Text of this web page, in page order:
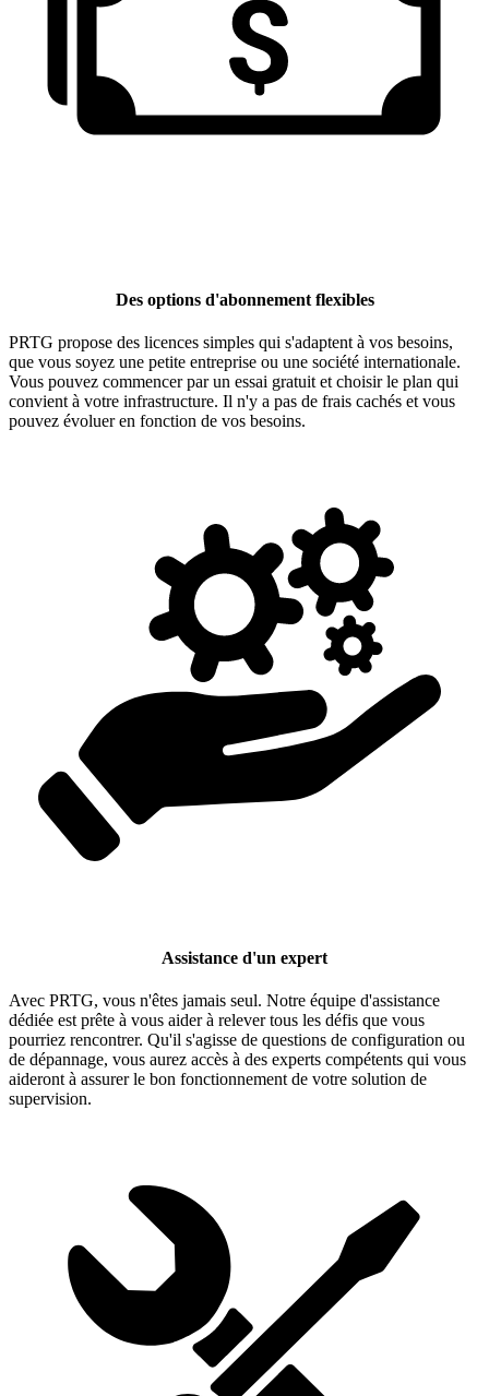
Des options d'abonnement flexibles
PRTG propose des licences simples qui s'adaptent à vos besoins,
que vous soyez une petite entreprise ou une société internationale.
Vous pouvez commencer par un essai gratuit et choisir le plan qui
convient à votre infrastructure. Il n'y a pas de frais cachés et vous
pouvez évoluer en fonction de vos besoins.
Assistance d'un expert
Avec PRTG, vous n'êtes jamais seul. Notre équipe d'assistance
dédiée est prête à vous aider à relever tous les défis que vous
pourriez rencontrer. Qu'il s'agisse de questions de configuration ou
de dépannage, vous aurez accès à des experts compétents qui vous
aideront à assurer le bon fonctionnement de votre solution de
supervision.